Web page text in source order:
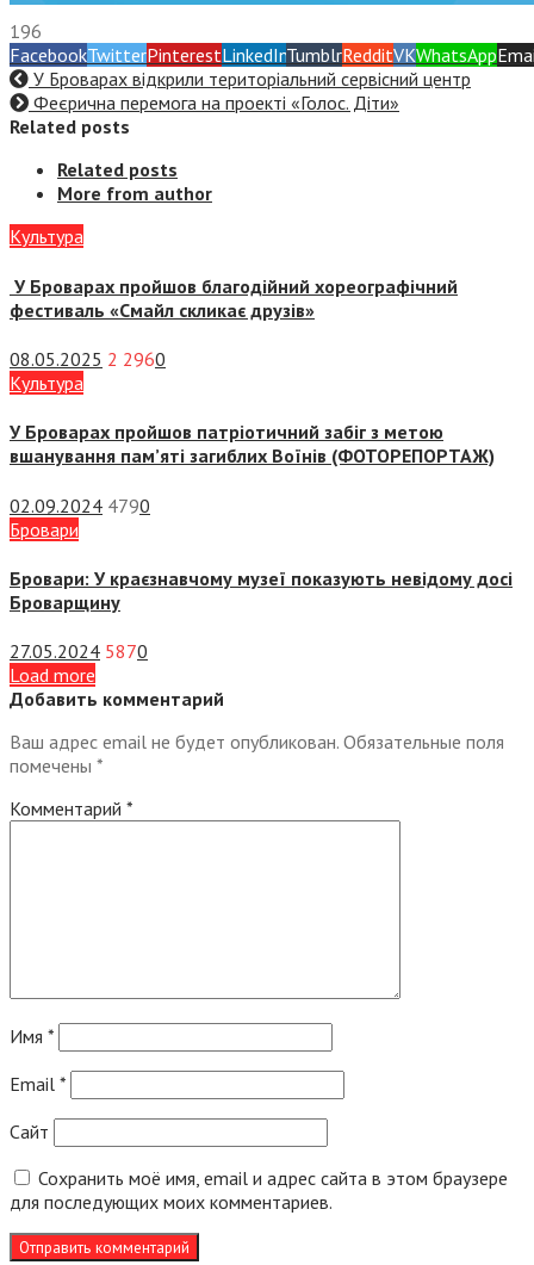
196
FacebookTwitterPinterestLinkedInTumblrRedditVKWhatsApp
У Броварах відкрили територіальний сервісний центр
Феєрична перемога на проекті «Голос. Діти»
Related posts
Related posts
More from author
Культура
У Броварах пройшов благодійний хореографічний
фестиваль «Смайл скликає друзів»
08.05.2025 2 2960
Культура
У Броварах пройшов патріотичний забіг з метою
вшанування пам’яті загиблих Воїнів (ФОТОРЕПОРТАЖ)
02.09.2024 4790
Бровари
Бровари: У краєзнавчому музеї показують невідому досі
Броварщину
27.05.2024 5870
Load more
Добавить комментарий
Ваш адрес email не будет опубликован. Обязательные поля
помечены *
Комментарий *
Имя *
Email *
Сайт
Сохранить моё имя, email и адрес сайта в этом браузере
для последующих моих комментариев.